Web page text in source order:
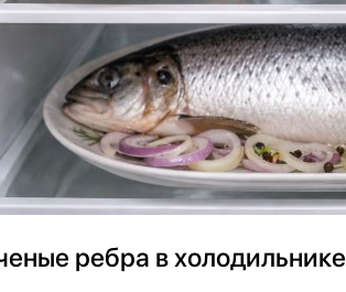
ребра в холодильнике